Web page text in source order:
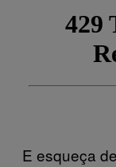
E esqueça